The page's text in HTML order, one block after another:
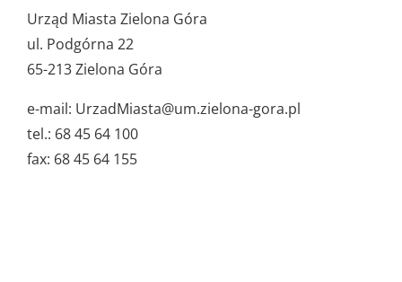
ważne
dane
Urząd Miasta Zielona Góra
ul. Podgórna 22
65-213 Zielona Góra
e-mail: UrzadMiasta@um.zielona-gora.pl
tel.: 68 45 64 100
fax: 68 45 64 155